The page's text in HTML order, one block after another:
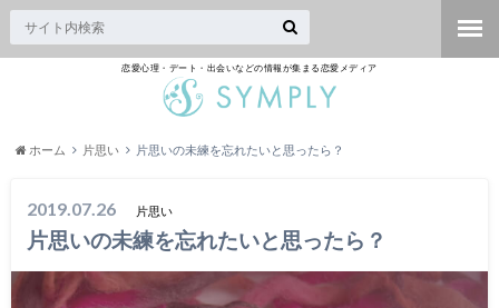
恋愛心理・デート・出会いなどの情報が集まる恋愛メディア
ホーム 片思い 片思いの未練を忘れたいと思ったら？
2019.07.26 片思い
片思いの未練を忘れたいと思ったら？